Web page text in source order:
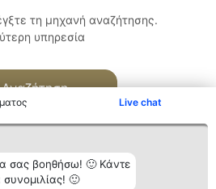
Live chat
σας βοηθήσω! 🙂 Κάντε
συνομιλίας! 🙂
τη μηχανή αναζήτησης.
υπηρεσία
Αναζήτηση